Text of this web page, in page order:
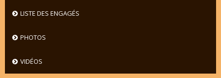
LISTE DES ENGAGÉS
PHOTOS
VIDÉOS